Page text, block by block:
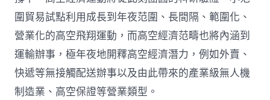
圍貿易試點利用成長到年夜范圍、長間隔、範圍化、
營業化的高空飛翔運動，而高空經濟范疇也將內涵到
運輸辦事，極年夜地開釋高空經濟潛力，例如外賣、
快遞等無接觸配送辦事以及由此帶來的產業級無人機
制造業、高空保證等營業類型。